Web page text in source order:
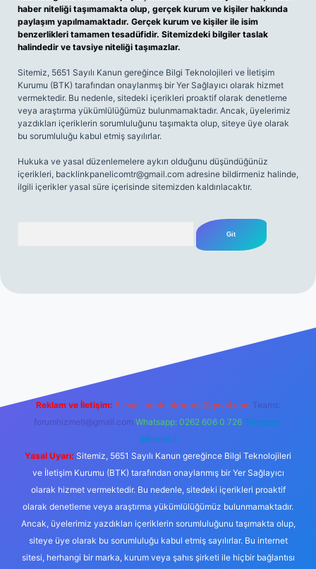
haber niteliği taşımamakta olup, gerçek kurum ve kişiler hakkında
paylaşım yapılmamaktadır. Gerçek kurum ve kişiler ile isim
benzerlikleri tamamen tesadüfidir. Sitemizdeki bilgiler taslak
halindedir ve tavsiye niteliği taşımazlar.
Sitemiz, 5651 Sayılı Kanun gereğince Bilgi Teknolojileri ve İletişim
Kurumu (BTK) tarafından onaylanmış bir Yer Sağlayıcı olarak hizmet
vermektedir. Bu nedenle, sitedeki içerikleri proaktif olarak denetleme
veya araştırma yükümlülüğümüz bulunmamaktadır. Ancak, üyelerimiz
yazdıkları içeriklerin sorumluluğunu taşımakta olup, siteye üye olarak
bu sorumluluğu kabul etmiş sayılırlar.
Hukuka ve yasal düzenlemelere aykırı olduğunu düşündüğünüz
içerikleri, backlinkpanelicomtr@gmail.com adresine bildirmeniz halinde,
ilgili içerikler yasal süre içerisinde sitemizden kaldırılacaktır.
Reklam ve İletişim: E-mail: backlinkpaneli@gmail.com Teams:
forumhizmeti@gmail.com Whatsapp: 0262 606 0 726 Telegram:
@karabul
Yasal Uyarı: Sitemiz, 5651 Sayılı Kanun gereğince Bilgi Teknolojileri
ve İletişim Kurumu (BTK) tarafından onaylanmış bir Yer Sağlayıcı
olarak hizmet vermektedir. Bu nedenle, sitedeki içerikleri proaktif
olarak denetleme veya araştırma yükümlülüğümüz bulunmamaktadır.
Ancak, üyelerimiz yazdıkları içeriklerin sorumluluğunu taşımakta olup,
siteye üye olarak bu sorumluluğu kabul etmiş sayılırlar. Bu internet
sitesi, herhangi bir marka, kurum veya şahıs şirketi ile hiçbir bağlantısı